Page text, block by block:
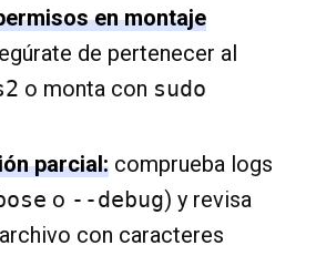
en montaje
de pertenecer al
o monta con sudo
parcial: comprueba logs
o --debug) y revisa
con caracteres